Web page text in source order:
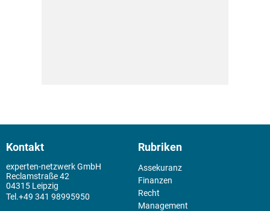
Kontakt
experten-netzwerk GmbH
Reclamstraße 42
04315 Leipzig
+49 341 98995950
Rubriken
Assekuranz
Finanzen
Recht
Management